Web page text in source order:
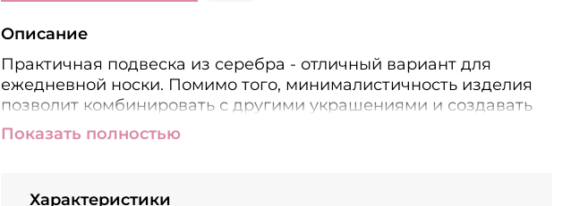
Описание
Практичная подвеска из серебра - отличный вариант для
ежедневной носки. Помимо того, минималистичность изделия
позволит комбинировать с другими украшениями и создавать
многослойные образы.
серебро от потемнения и является гипоаллергенным.
Показать полностью
Характеристики